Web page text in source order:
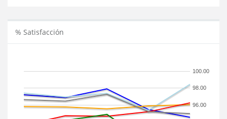
% Satisfacción
96.00
98.00
100.00